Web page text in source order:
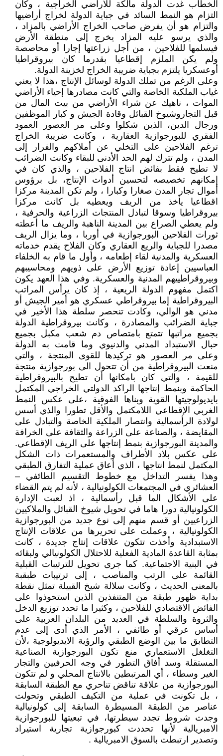
الخطاب غدت الدولة مالكة للأراضي الخراجية ، وكان
التزام هو النمط السائد في جباية الدولة لخراج أراضيها
والتزام هو أن يفرض صاحب الخراج الأراضي بالمزاد ،
والذي يرسو عليه المزاد يخرج إلى منطقة الأرض
فيسلمها للفلاحين ، من أجل زراعتها إجارا أو محاصصة
ولم يكن الملزم إقطاعيا بقدرما كان بيروقراطيا
أوعسكريا يلتزم بجباية ضريبة الخراج لخزينة الدولة.
وعلى الرغم من تملك الدولة لوسائل الإنتاج ،هذا لا يعني
غياب الملكية الخاصة والتي كانت مصادرها إحياء الأراضي
الموات ، ناهيك عن شراء الأراضي من بيت المال من
قبل التجاروشيوخ القبائل وقادة الجيش و كبار الموظفين
ورجال الدين، الذين شكلوا وعلى مر العصور العمود
الفقري للبورجوازية العقارية ، وكانت ضريبة الخراج
ترغم الفلاحين على التخلي عن أملاكهم والفرار إلى
المدن ، ولم تترك لهم الحد الأدنى للبقاء وكانت الضرائب
لا تطيح فقط بفائض انتاج الفلاحين ، والذي كان في
إمكانهم تخصيصه لتحسين أدوات الإنتاج، بل برؤوس
أموال تجار المدن صغارا وكبارا ، ولم تكن المدينة مركزا
اقطاعيا يأخذ من الريف ويعطيه بل كانت مركزا
بيروقراطيا وسوقا لتبادل المنتجات الزراعية والحرفية ،
ولم يعطي الصراع بين المدينة الناهبة والريف ما أعطته
ثورات الفلاحين البورجوازية في أوربا ، وما يزال الريف
مصدرا للجباية والريع العقاري وكان الفلاح يقدم خدماته
العسكرية والمدنية لقاء إطعامه ، وأول ما قام به الخلفاء
العباسيين إعادة توزيع الأرض على ذويهم ومحاسيبهم
وبيروقراطييهم المدنية والعسكرية. وفي هذا العهد يكون
اكتمل مفهوم الدولة الريعية ، إذ كان يرأس المراتب
البيروقراطية إما بيروقراطي عسكري هو أمير الجيش أو
مدني هو الوالي، وكادت تنحصر سلطة هذا الأخير في
جباية الضرائب والمصادرة ، وكانت بيروقراطية الدولة
بجميع مراتبها تتمتع بامتصاص دم شعب مكبل بجميع
حبال الاستبداد المدني والدنيوي وما قامت به الدولة
وعلى مر العصور هو تركيدها للقوى المنتجة ، والتي
منعت البيروقراطية من أن تتحول الى بورجوازية منتجة
للقيمة ، والتي كان بامكانها أن تطيح بالبيروقراطية
الحاكمة وبنمط إنتاجها الراكد الدولتي الخراجي المكتمل
بايديولوجيتها القوية وبناها الفوقية ،على عكس النمط
الغربي الإقطاعي اللامكتمل والأقل تطورا والذي أسس
لولادة الرأسمالية وانتصار الملكية الخاصة والتبادل على
المقايضة ، والصناعة على الزراعة والثقافة على الخرافة
والمدينة البورجوازية بنمط إنتاجها على الريف الإقطاعي.
على عكس بلاد الأطراف والمستعمرات ذات الشكل
المكتمل لنمط انتاجها ، الذي أعاق عملية التفارق الطبقي
وهذا يفسر التداخل مع خطوط التقسيم الطائفي –
العشائري في المجتمعات الكولونيالية ، لأنه لم يتم القضاء
على الأشكال الما قبل رأسمالية ، اذ لعبت الإدارة
الكولونيالية دورا هاما في تحويل شيوخ القبائل والملاكيين
الزراعيين أو قسم منهم إلى نوع جديد من البورجوازية
الكولونيالية ، وعملت على تحريرها من علاقات الإنتاج
الاستبدادية وأخذت تتكون علاقات إنتاج جديدة ، كانت
بمثابة القاعدة المادية الفعلية للاحتلال الكولونيالي ولبقائه
في البنية الاجتماعية. كما جرى تحويل للترتيبات القبلية
القائمة على الرتب والمناصب ، إلى ترتيبات طبقبة
بالمعنى الحديث ، وكانت سلالة شيخ القبيلة تمثل نقطة
بداية ظهور طبقة من المتنفذين الذين استحوذوا على
الفائض الاقتصادي للفلاحين ، وكثيرا ما تحدد توزيع الدخل
والثروة والسلطة في العديد من البلدان العربية على
أساس عرقي أو طائفي ، الأمر الذي أدى إلى عدم
التطابق ما بين الوضع الطبقي والرؤية الايديولوجية ،لأن
التغلغل الاستعماري منع تكون البورجوازية الصناعية
المستقلة وسد أفاق التطور في وجه الحرفيين والتجار
الغير وسطاء ، أي المرتبطين بالانتاج المحلي و لم تتكون
البورجوازية من علاقة تناقض تناحري مع الطبقة السابقة
، بل تكونت في عملية من التكيف الطبقي وتحولت
عناصر من الطبقة المسيطرة السابقة إلى كولونيالية
وجدت شروط تجدد سيطرتها، في تبعيتها للبورجوازية
الامبريالية لأنها تحددت كبورجوازية تجارية استيراد
وتصدير ارتبطت بالسوق الامبريالية .